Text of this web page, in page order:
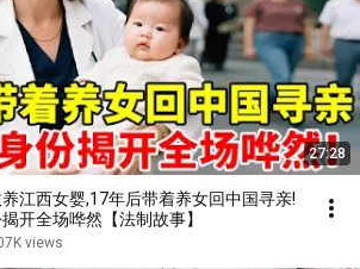
27:28
江西女婴,17年后带着养女回中国寻亲!
开全场哗然【法制故事】
views